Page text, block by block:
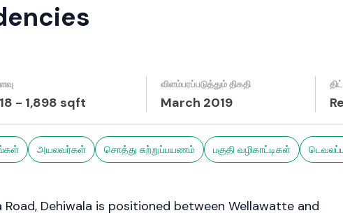
- 1,898 sqft
விளம்பரப்படுத்தும் திகதி
March 2019
அயலவர்கள் சொத்து சுற்றுப்பயணம் பகுதி வழிகாட்டிகள்
Road, Dehiwala is positioned between Wellawatte and